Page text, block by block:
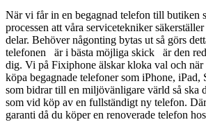
När vi får in en begagnad telefon till butiken
processen att våra servicetekniker
delar. Behöver någonting bytas ut så görs
telefonen är i bästa möjliga skick är den
dig. Vi på Fixiphone älskar kloka val och
köpa begagnade telefoner som iPhone, iPad,
som bidrar till en miljövänligare värld så ska
som vid köp av en fullständigt ny telefon.
garanti då du köper en renoverade telefon